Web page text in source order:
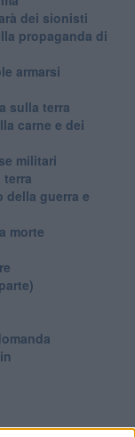
dei sionisti
propaganda di
armarsi
sulla terra
carne e dei
militari
della guerra e
morte